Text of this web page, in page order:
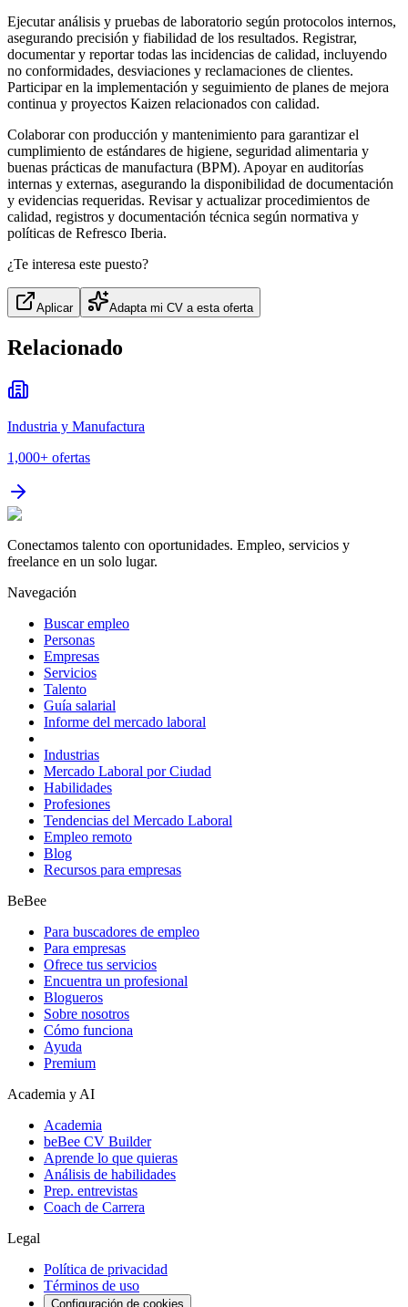
Ejecutar análisis y pruebas de laboratorio según protocolos internos,
asegurando precisión y fiabilidad de los resultados. Registrar,
documentar y reportar todas las incidencias de calidad, incluyendo
no conformidades, desviaciones y reclamaciones de clientes.
Participar en la implementación y seguimiento de planes de mejora
continua y proyectos Kaizen relacionados con calidad.
Colaborar con producción y mantenimiento para garantizar el
cumplimiento de estándares de higiene, seguridad alimentaria y
buenas prácticas de manufactura (BPM). Apoyar en auditorías
internas y externas, asegurando la disponibilidad de documentación
y evidencias requeridas. Revisar y actualizar procedimientos de
calidad, registros y documentación técnica según normativa y
políticas de Refresco Iberia.
¿Te interesa este puesto?
Aplicar Adapta mi CV a esta oferta
Relacionado
Industria y Manufactura
1,000+ ofertas
Conectamos talento con oportunidades. Empleo, servicios y
freelance en un solo lugar.
Navegación
Buscar empleo
Personas
Empresas
Servicios
Talento
Guía salarial
Informe del mercado laboral
Industrias
Mercado Laboral por Ciudad
Habilidades
Profesiones
Tendencias del Mercado Laboral
Empleo remoto
Blog
Recursos para empresas
BeBee
Para buscadores de empleo
Para empresas
Ofrece tus servicios
Encuentra un profesional
Blogueros
Sobre nosotros
Cómo funciona
Ayuda
Premium
Academia y AI
Academia
beBee CV Builder
Aprende lo que quieras
Análisis de habilidades
Prep. entrevistas
Coach de Carrera
Legal
Política de privacidad
Términos de uso
Configuración de cookies